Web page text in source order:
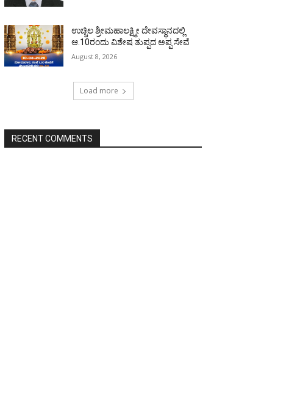
ಉಚ್ಚಿಲ ಶ್ರೀಮಹಾಲಕ್ಷ್ಮೀ ದೇವಸ್ಥಾನದಲ್ಲಿ
ಆ.10ರಂದು ವಿಶೇಷ ತುಪ್ಪದ ಅಪ್ಪ ಸೇವೆ
August 8, 2026
Load more
RECENT COMMENTS